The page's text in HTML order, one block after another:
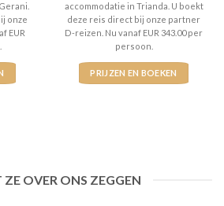
onze
EUR
accommodatie in Trianda. U boekt
deze reis direct bij onze partner
D-reizen. Nu vanaf EUR 343.00 per
persoon.
PRIJZEN EN BOEKEN
ZE OVER ONS ZEGGEN